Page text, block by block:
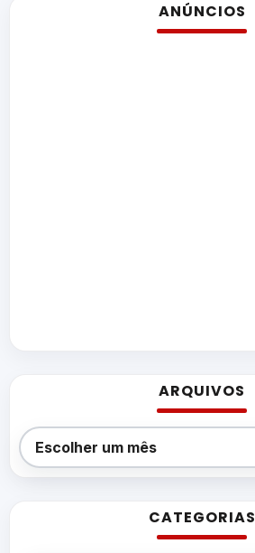
ANÚNCIOS
ARQUIVOS
Arquivos
Escolher um mês
CATEGORIAS